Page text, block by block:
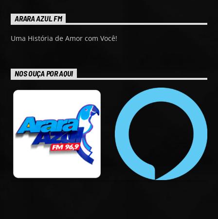
ARARA AZUL FM
Uma História de Amor com Você!
NOS OUÇA POR AQUI